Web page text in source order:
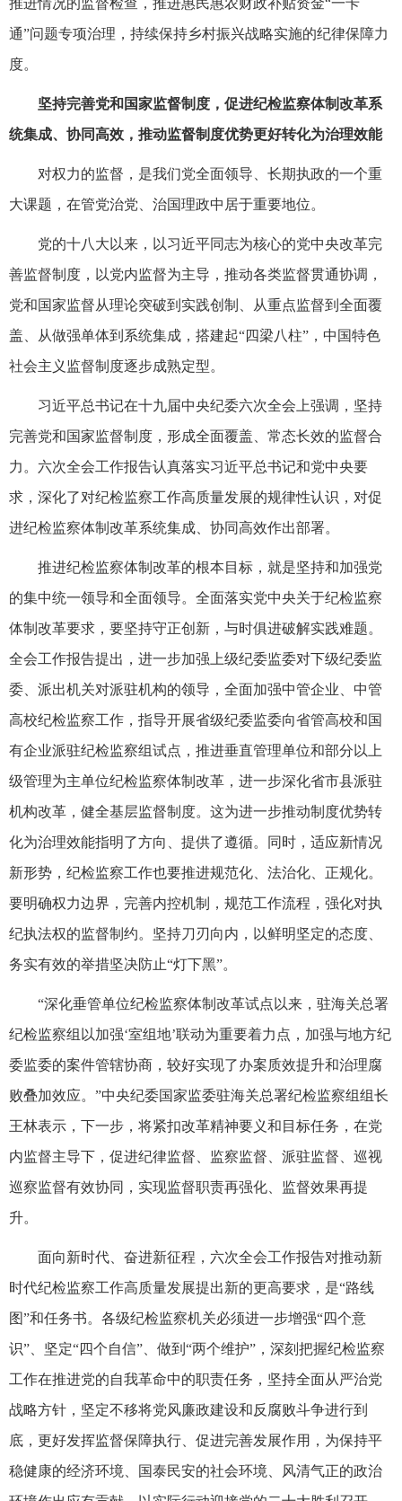
通”问题专项治理，持续保持乡村振兴战略实施的纪律保障力
度。
坚持完善党和国家监督制度，促进纪检监察体制改革系
统集成、协同高效，推动监督制度优势更好转化为治理效能
对权力的监督，是我们党全面领导、长期执政的一个重
大课题，在管党治党、治国理政中居于重要地位。
党的十八大以来，以习近平同志为核心的党中央改革完
善监督制度，以党内监督为主导，推动各类监督贯通协调，
党和国家监督从理论突破到实践创制、从重点监督到全面覆
盖、从做强单体到系统集成，搭建起“四梁八柱”，中国特色
社会主义监督制度逐步成熟定型。
习近平总书记在十九届中央纪委六次全会上强调，坚持
完善党和国家监督制度，形成全面覆盖、常态长效的监督合
力。六次全会工作报告认真落实习近平总书记和党中央要
求，深化了对纪检监察工作高质量发展的规律性认识，对促
进纪检监察体制改革系统集成、协同高效作出部署。
推进纪检监察体制改革的根本目标，就是坚持和加强党
的集中统一领导和全面领导。全面落实党中央关于纪检监察
体制改革要求，要坚持守正创新，与时俱进破解实践难题。
全会工作报告提出，进一步加强上级纪委监委对下级纪委监
委、派出机关对派驻机构的领导，全面加强中管企业、中管
高校纪检监察工作，指导开展省级纪委监委向省管高校和国
有企业派驻纪检监察组试点，推进垂直管理单位和部分以上
级管理为主单位纪检监察体制改革，进一步深化省市县派驻
机构改革，健全基层监督制度。这为进一步推动制度优势转
化为治理效能指明了方向、提供了遵循。同时，适应新情况
新形势，纪检监察工作也要推进规范化、法治化、正规化。
要明确权力边界，完善内控机制，规范工作流程，强化对执
纪执法权的监督制约。坚持刀刃向内，以鲜明坚定的态度、
务实有效的举措坚决防止“灯下黑”。
“深化垂管单位纪检监察体制改革试点以来，驻海关总署
纪检监察组以加强‘室组地’联动为重要着力点，加强与地方纪
委监委的案件管辖协商，较好实现了办案质效提升和治理腐
败叠加效应。”中央纪委国家监委驻海关总署纪检监察组组长
王林表示，下一步，将紧扣改革精神要义和目标任务，在党
内监督主导下，促进纪律监督、监察监督、派驻监督、巡视
巡察监督有效协同，实现监督职责再强化、监督效果再提
升。
面向新时代、奋进新征程，六次全会工作报告对推动新
时代纪检监察工作高质量发展提出新的更高要求，是“路线
图”和任务书。各级纪检监察机关必须进一步增强“四个意
识”、坚定“四个自信”、做到“两个维护”，深刻把握纪检监察
工作在推进党的自我革命中的职责任务，坚持全面从严治党
战略方针，坚定不移将党风廉政建设和反腐败斗争进行到
底，更好发挥监督保障执行、促进完善发展作用，为保持平
稳健康的经济环境、国泰民安的社会环境、风清气正的政治